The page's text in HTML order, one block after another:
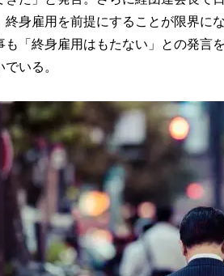
終身雇用を前提にすることが限界に
も「終身雇用はもたない」との発言
いる。